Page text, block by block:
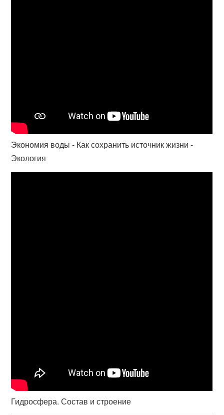
Экономия воды - Как сохранить источник жизни -
Экология
Гидросфера. Состав и строение